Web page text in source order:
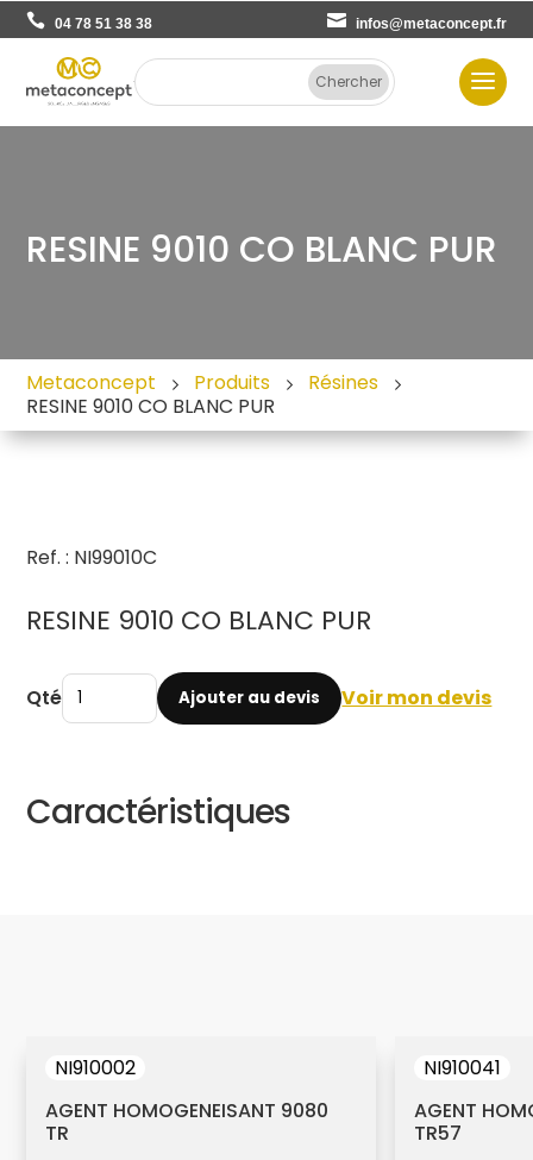
04 78 51 38 38 infos@metaconcept.fr
RESINE 9010 CO BLANC PUR
Metaconcept Produits
Résines
RESINE 9010 CO BLANC PUR
Ref. : NI99010C
RESINE 9010 CO BLANC PUR
Qté Ajouter au devis Voir mon devis
Caractéristiques
NI910002
AGENT HOMOGENEISANT 9080
TR
NI910041
AGENT
TR57